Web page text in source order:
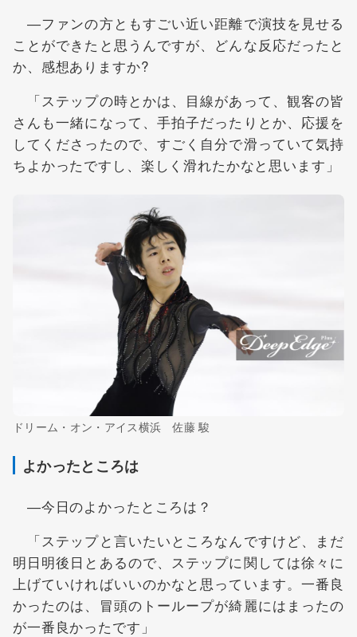
―ファンの方ともすごい近い距離で演技を見せる
ことができたと思うんですが、どんな反応だったと
か、感想ありますか?
「ステップの時とかは、目線があって、観客の皆
さんも一緒になって、手拍子だったりとか、応援を
してくださったので、すごく自分で滑っていて気持
ちよかったですし、楽しく滑れたかなと思います」
ドリーム・オン・アイス横浜 佐藤 駿
よかったところは
―今日のよかったところは？
「ステップと言いたいところなんですけど、まだ
明日明後日とあるので、ステップに関しては徐々に
上げていければいいのかなと思っています。一番良
かったのは、冒頭のトーループが綺麗にはまったの
が一番良かったです」